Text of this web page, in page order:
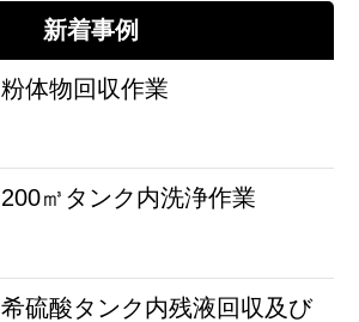
新着事例
粉体物回収作業
200㎥タンク内洗浄作業
希硫酸タンク内残液回収及び